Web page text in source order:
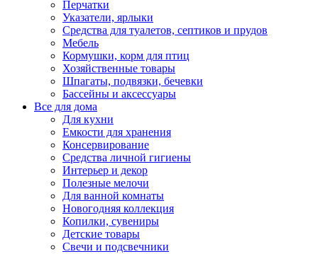
Перчатки
Указатели, ярлыки
Средства для туалетов, септиков и прудов
Мебель
Кормушки, корм для птиц
Хозяйственные товары
Шпагаты, подвязки, бечевки
Бассейны и аксессуары
Все для дома
Для кухни
Емкости для хранения
Консервирование
Средства личной гигиены
Интерьер и декор
Полезные мелочи
Для ванной комнаты
Новогодняя коллекция
Копилки, сувениры
Детские товары
Свечи и подсвечники